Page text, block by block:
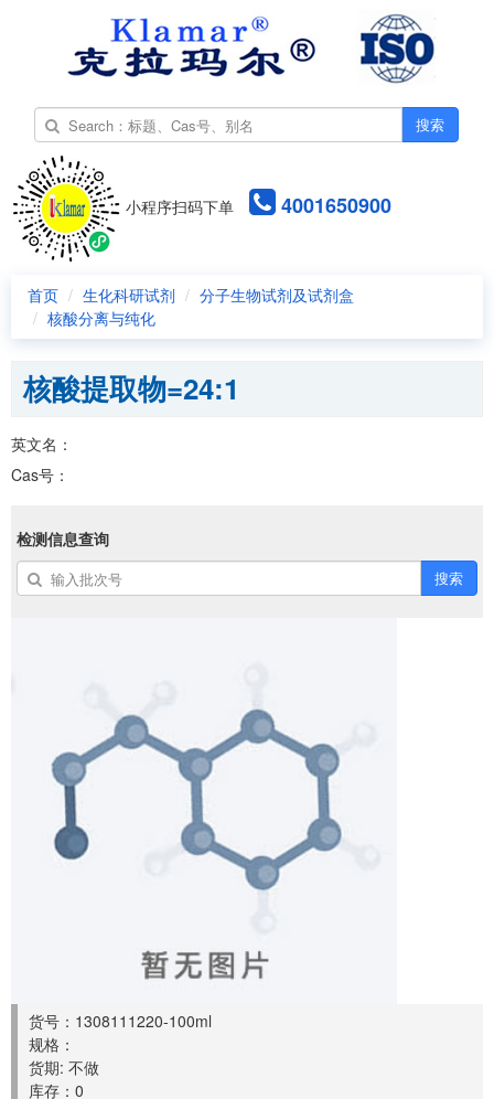
搜索
小程序扫码下单 4001650900
首页 生化科研试剂
分子生物试剂及试剂盒
核酸分离与纯化
核酸提取物=24:1
英文名：
Cas号：
检测信息查询
搜索
货号：1308111220-100ml
规格：
货期: 不做
库存：0